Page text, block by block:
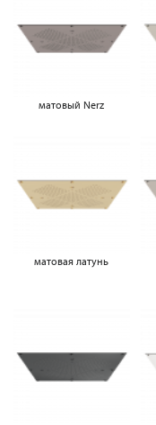
матовый Nerz
матовая латунь